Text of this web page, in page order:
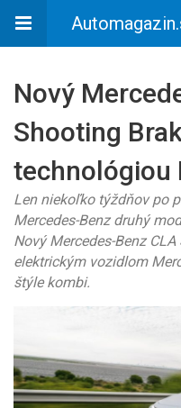
Nový
Shooting
technológiou
Len niekoľko týždňov po
Mercedes-Benz druhý
Nový Mercedes-Benz
elektrickým vozidlom
štýle kombi.